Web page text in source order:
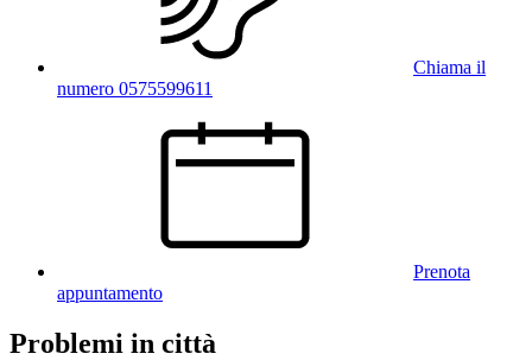
Chiama il
numero 0575599611
Prenota
appuntamento
Problemi in città